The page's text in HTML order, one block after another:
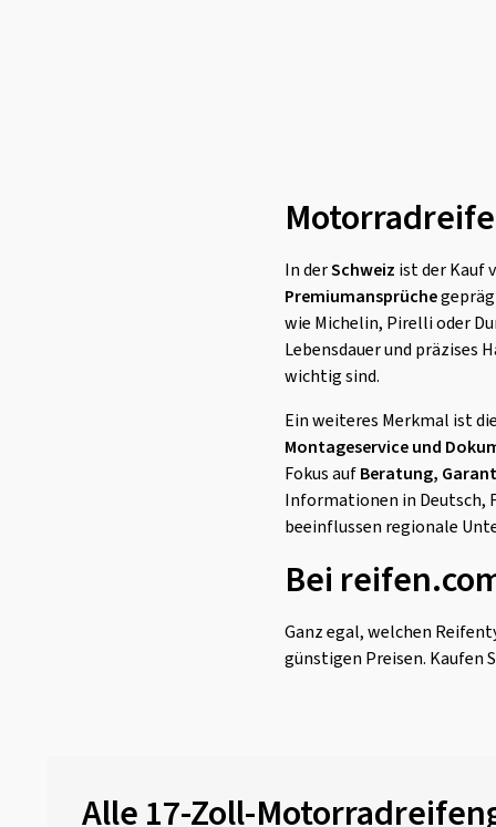
In derSchweiz ist der Kauf
Premiumansprüche
wie Michelin, Pirelli oder
Lebensdauer und präzises
wichtig sind.
Ein weiteres Merkmal ist
Montageservice und
Fokus aufBeratung,
Informationen in Deutsch,
beeinflussen regionale
Bei
Ganz egal, welchen
günstigen Preisen. Kaufen
Alle 17-Zoll-